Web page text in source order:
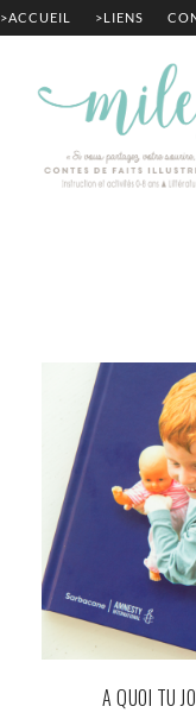
>ACCUEIL >LIENS
A QUOI TU